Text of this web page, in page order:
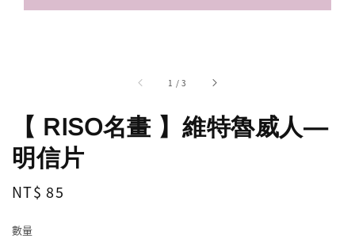
1 /3
【 RISO名畫 】維特魯威人—
明信片
Regular
NT$ 85
數量